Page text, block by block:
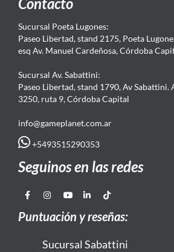
Contacto
Sucursal Poeta Lugones:
Paseo Libertad, stand 2175, Poeta
esq Av. Manuel Cardeñosa, Córdoba
Sucursal Av. Sabattini:
Paseo Libertad, stand 1790, Av Sabattini.
3250, ruta 9, Córdoba Capital
info@gameplanet.com.ar
+5493515290353
Seguinos en las redes
Puntuación y reseñas:
Sucursal Sabattini